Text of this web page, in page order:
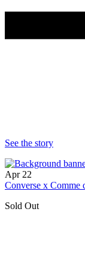
See the story
Apr 22
Converse x Comme
Sold Out